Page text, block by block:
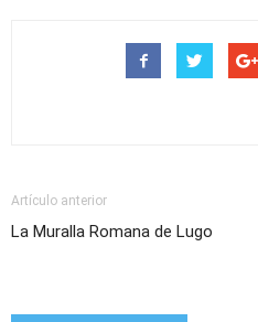
Artículo anterior
La Muralla Romana de Lugo